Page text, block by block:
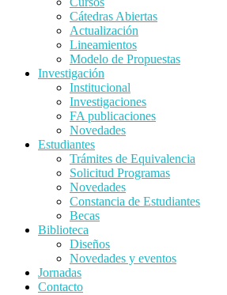
Cátedras Abiertas
Actualización
Lineamientos
Modelo de Propuestas
Investigación
Institucional
Investigaciones
FA publicaciones
Novedades
Estudiantes
Trámites de Equivalencia
Solicitud Programas
Novedades
Constancia de Estudiantes
Becas
Biblioteca
Diseños
Novedades y eventos
Jornadas
Contacto